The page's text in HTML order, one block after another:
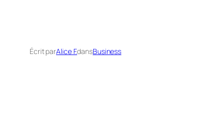
Écrit parAlice F.dansBusiness